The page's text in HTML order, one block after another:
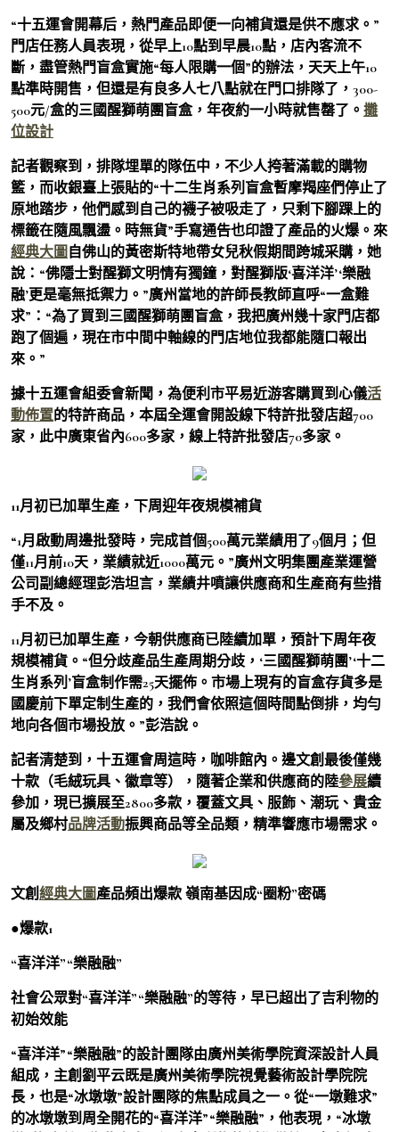
“十五運會開幕后，熱門產品即便一向補貨還是供不應求。”
門店任務人員表現，從早上10點到早晨10點，店內客流不
斷，盡管熱門盲盒實施“每人限購一個”的辦法，天天上午10
點準時開售，但還是有良多人七八點就在門口排隊了，300-
500元/盒的三國醒獅萌團盲盒，年夜約一小時就售罄了。 攤
位設計
記者觀察到，排隊埋單的隊伍中，不少人挎著滿載的購物
籃，而收銀臺上張貼的“十二生肖系列盲盒暫摩羯座們停止了
原地踏步，他們感到自己的襪子被吸走了，只剩下腳踝上的
標籤在隨風飄盪。時無貨”手寫通告也印證了產品的火爆。來
經典大圖 自佛山的黃密斯特地帶女兒秋假期間跨城采購，她
說：“佛隱士對醒獅文明情有獨鐘，對醒獅版‘喜洋洋’‘樂融
融’更是毫無抵禦力。”廣州當地的許師長教師直呼“一盒難
求”：“為了買到三國醒獅萌團盲盒，我把廣州幾十家門店都
跑了個遍，現在市中間中軸線的門店地位我都能隨口報出
來。”
據十五運會組委會新聞，為便利市平易近游客購買到心儀活
動佈置的特許商品，本屆全運會開設線下特許批發店超700
家，此中廣東省內600多家，線上特許批發店70多家。
11月初已加單生產，下周迎年夜規模補貨
“1月啟動周邊批發時，完成首個500萬元業績用了9個月；但
僅11月前10天，業績就近1000萬元。”廣州文明集團產業運營
公司副總經理彭浩坦言，業績井噴讓供應商和生產商有些措
手不及。
11月初已加單生產，今朝供應商已陸續加單，預計下周年夜
規模補貨。“但分歧產品生產周期分歧，‘三國醒獅萌團’‘十二
生肖系列’盲盒制作需25天擺佈。市場上現有的盲盒存貨多是
國慶前下單定制生產的，我們會依照這個時間點倒排，均勻
地向各個市場投放。”彭浩說。
記者清楚到，十五運會周這時，咖啡館內。邊文創最後僅幾
十款（毛絨玩具、徽章等），隨著企業和供應商的陸參展續
參加，現已擴展至2800多款，覆蓋文具、服飾、潮玩、貴金
屬及鄉村品牌活動振興商品等全品類，精準響應市場需求。
文創經典大圖產品頻出爆款 嶺南基因成“圈粉”密碼
●爆款1
“喜洋洋”“樂融融”
社會公眾對“喜洋洋”“樂融融”的等待，早已超出了吉利物的
初始效能
“喜洋洋”“樂融融”的設計團隊由廣州美術學院資深設計人員
組成，主創劉平云既是廣州美術學院視覺藝術設計學院院
長，也是“冰墩墩”設計團隊的焦點成員之一。從“一墩難求”
的冰墩墩到周全開花的“喜洋洋”“樂融融”，他表現，“冰墩